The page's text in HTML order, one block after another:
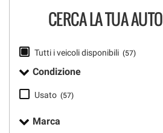
CERCA LA TUA AUTO
Tutti i veicoli disponibili (57)
Condizione
Usato (57)
Marca
esprimere
preferenze
consenso
alle
tracciamento